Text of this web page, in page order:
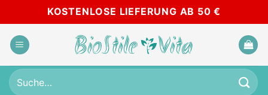
to
content
KOSTENLOSE LIEFERUNG AB 50 €
Suche
nach: